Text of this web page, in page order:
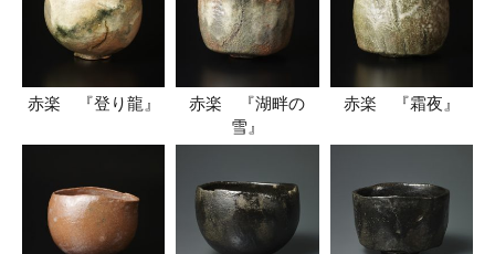
赤楽 『登り龍』
赤楽 『湖畔の
雪』
赤楽 『霜夜』